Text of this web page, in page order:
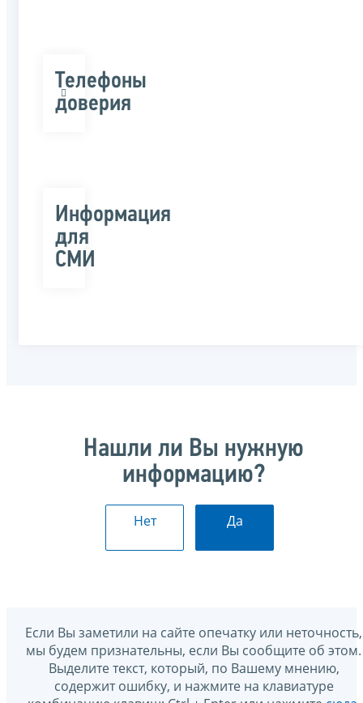
Телефоны
доверия
Информация
для
СМИ
Нашли ли Вы нужную
информацию?
Нет Да
Если Вы заметили на сайте опечатку или неточность,
мы будем признательны, если Вы сообщите об этом.
Выделите текст, который, по Вашему мнению,
содержит ошибку, и нажмите на клавиатуре